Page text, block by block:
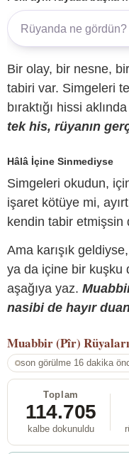
Bir olay, bir nesne,
tabiri var. Simgeleri
bıraktığı hissi
tek his, rüyanın
Hâlâ İçine Sinmediyse
Simgeleri okudun,
işaret kötüye mi,
kendin tabir etmişsin
Ama karışık
ya da içine bir kuşku
aşağıya yaz.
nasibi de hayır
Muabbir (Pîr)
son görülme 16 dakika
Toplam
114.705
kalbe dokunuldu